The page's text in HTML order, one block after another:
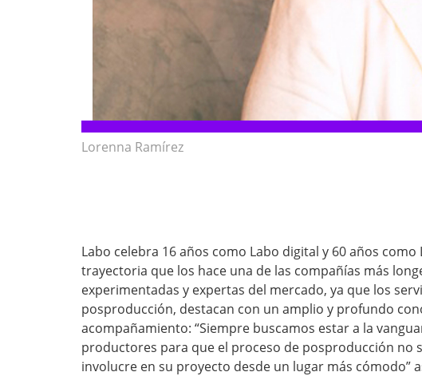
Lorenna Ramírez
Labo celebra 16 años como Labo digital y 60 años como
trayectoria que los hace una de las compañías más
experimentadas y expertas del mercado, ya que los
posproducción, destacan con un amplio y profundo
acompañamiento: “Siempre buscamos estar a la
productores para que el proceso de posproducción no
involucre en su proyecto desde un lugar más cómodo”